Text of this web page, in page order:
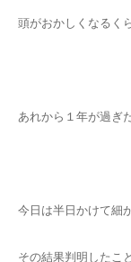
頭がおかしくなるく
あれから１年が過ぎた
今日は半日かけて細
その結果判明したこ